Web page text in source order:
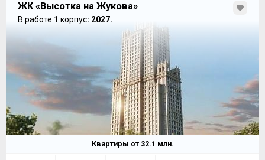
ЖК «Высотка на Жукова»
В работе 1 корпус: 2027.
Квартиры от 32.1 млн.